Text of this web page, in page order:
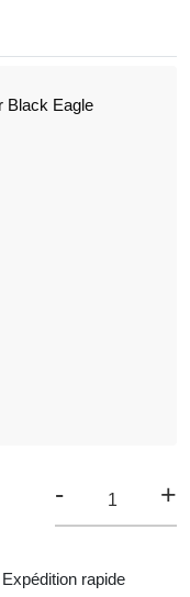
Black Eagle
- +
rapide